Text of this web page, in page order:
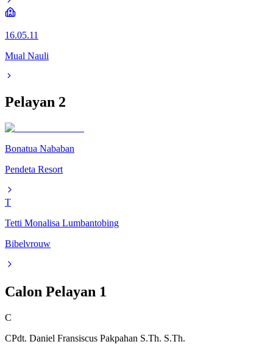
16.05.11
Mual Nauli
Pelayan 2
Bonatua Nababan
Pendeta Resort
T
Tetti Monalisa Lumbantobing
Bibelvrouw
Calon Pelayan 1
C
CPdt. Daniel Fransiscus Pakpahan S.Th. S.Th.